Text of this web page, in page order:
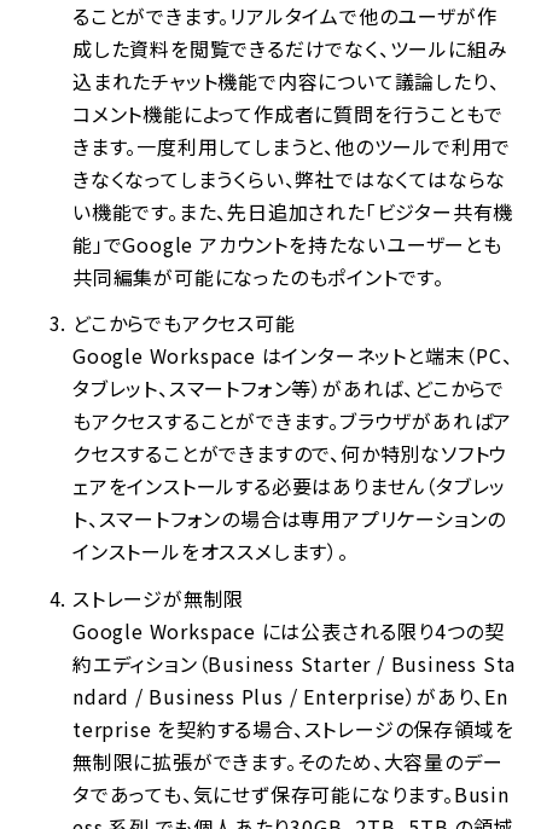
ることができます。リアルタイムで他のユーザが作
成した資料を閲覧できるだけでなく、ツールに組み
込まれたチャット機能で内容について議論したり、
コメント機能によって作成者に質問を行うこともで
きます。一度利用してしまうと、他のツールで利用で
きなくなってしまうくらい、弊社ではなくてはならな
い機能です。また、先日追加された「ビジター共有機
能」でGoogle アカウントを持たないユーザーとも
共同編集が可能になったのもポイントです。
どこからでもアクセス可能
Google Workspace はインターネットと端末（PC、
タブレット、スマートフォン等）があれば、どこからで
もアクセスすることができます。ブラウザがあればア
クセスすることができますので、何か特別なソフトウ
ェアをインストールする必要はありません（タブレッ
ト、スマートフォンの場合は専用アプリケーションの
インストールをオススメします）。
ストレージが無制限
Google Workspace には公表される限り4つの契
約エディション（Business Starter / Business Sta
ndard / Business Plus / Enterprise）があり、En
terprise を契約する場合、ストレージの保存領域を
無制限に拡張ができます。そのため、大容量のデー
タであっても、気にせず保存可能になります。Busin